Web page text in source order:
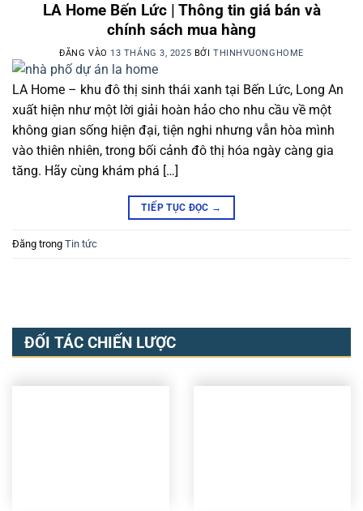
LA Home Bến Lức | Thông tin giá bán và
chính sách mua hàng
ĐĂNG VÀO 13 THÁNG 3, 2025 BỞI THINHVUONGHOME
LA Home – khu đô thị sinh thái xanh tại Bến Lức, Long An
xuất hiện như một lời giải hoàn hảo cho nhu cầu về một
không gian sống hiện đại, tiện nghi nhưng vẫn hòa mình
vào thiên nhiên, trong bối cảnh đô thị hóa ngày càng gia
tăng. Hãy cùng khám phá […]
TIẾP TỤC ĐỌC →
Đăng trong Tin tức
ĐỐI TÁC CHIẾN LƯỢC